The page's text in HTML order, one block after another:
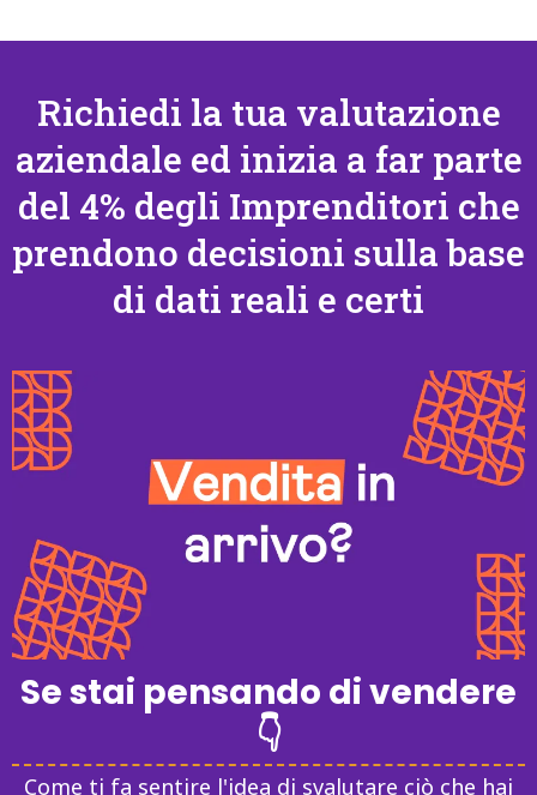
Richiedi la tua valutazione
aziendale ed inizia a far parte
del 4% degli Imprenditori che
prendono decisioni sulla base
di dati reali e certi
Se stai pensando di vendere
👇
Come ti fa sentire l'idea di svalutare ciò che hai